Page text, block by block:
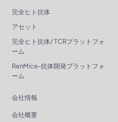
完全ヒト抗体
アセット
完全ヒト抗体/ TCRプラットフォ
ーム
RenMice-抗体開発プラットフォ
ーム
会社情報
会社概要